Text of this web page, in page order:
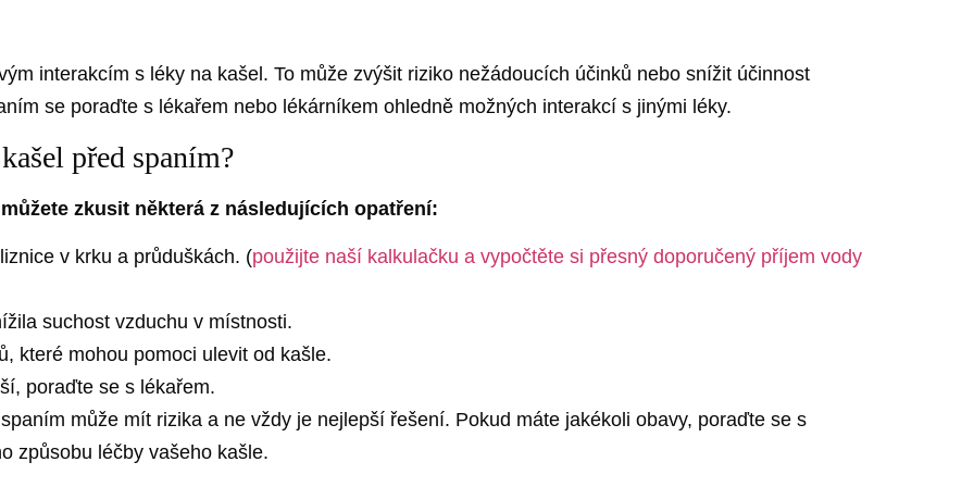
interakcím s léky na kašel. To může zvýšit riziko nežádoucích účinků nebo snížit účinnost
se poraďte s lékařem nebo lékárníkem ohledně možných interakcí s jinými léky.
před spaním?
zkusit některá z následujících opatření:
v krku a průduškách. (použijte naší kalkulačku a vypočtěte si přesný doporučený příjem vody
suchost vzduchu v místnosti.
které mohou pomoci ulevit od kašle.
poraďte se s lékařem.
může mít rizika a ne vždy je nejlepší řešení. Pokud máte jakékoli obavy, poraďte se s
způsobu léčby vašeho kašle.